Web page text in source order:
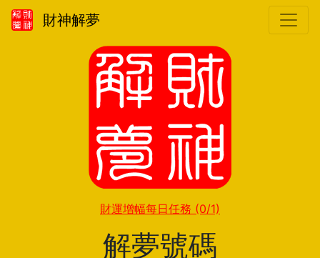
財神解夢
財運增幅每日任務 (0/1)
解夢號碼